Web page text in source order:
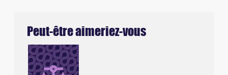
Peut-être aimeriez-vous